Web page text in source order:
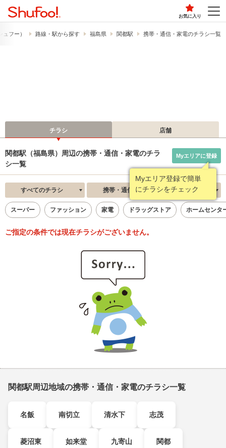
お気に入り
フー） 路線・駅から探す 福島県 関都駅 携帯・通信・家電のチラシ一覧
チラシ 店舗
関都駅（福島県）周辺の携帯・通信・家電のチラ
シ一覧
Myエリア登録で簡単
にチラシをチェック
Myエリアに登録
すべてのチラシ 携帯・通信・家電 新着順
スーパー ファッション 家電 ドラッグストア ホームセンタ
ご指定の条件では現在チラシがございません。
関都駅周辺地域の携帯・通信・家電のチラシ一覧
名飯 南切立 清水下 志茂
菱沼東 如来堂 九寄山 関都